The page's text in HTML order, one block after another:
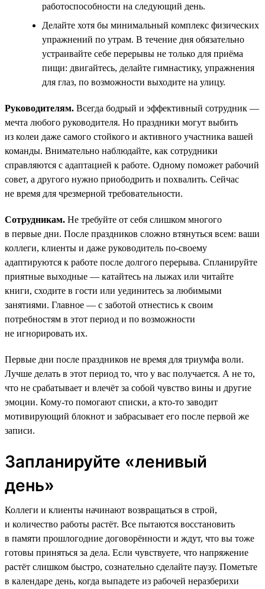
работоспособности на следующий день.
Делайте хотя бы минимальный комплекс физических
упражнений по утрам. В течение дня обязательно
устраивайте себе перерывы не только для приёма
пищи: двигайтесь, делайте гимнастику, упражнения
для глаз, по возможности выходите на улицу.
Руководителям. Всегда бодрый и эффективный сотрудник —
мечта любого руководителя. Но праздники могут выбить
из колеи даже самого стойкого и активного участника вашей
команды. Внимательно наблюдайте, как сотрудники
справляются с адаптацией к работе. Одному поможет рабочий
совет, а другого нужно приободрить и похвалить. Сейчас
не время для чрезмерной требовательности.
Сотрудникам. Не требуйте от себя слишком многого
в первые дни. После праздников сложно втянуться всем: ваши
коллеги, клиенты и даже руководитель по-своему
адаптируются к работе после долгого перерыва. Спланируйте
приятные выходные — катайтесь на лыжах или читайте
книги, сходите в гости или уединитесь за любимыми
занятиями. Главное — с заботой отнестись к своим
потребностям в этот период и по возможности
не игнорировать их.
Первые дни после праздников не время для триумфа воли.
Лучше делать в этот период то, что у вас получается. А не то,
что не срабатывает и влечёт за собой чувство вины и другие
эмоции. Кому-то помогают списки, а кто-то заводит
мотивирующий блокнот и забрасывает его после первой же
записи.
Запланируйте «ленивый
день»
Коллеги и клиенты начинают возвращаться в строй,
и количество работы растёт. Все пытаются восстановить
в памяти прошлогодние договорённости и ждут, что вы тоже
готовы приняться за дела. Если чувствуете, что напряжение
растёт слишком быстро, сознательно сделайте паузу. Пометьте
в календаре день, когда выпадете из рабочей неразберихи